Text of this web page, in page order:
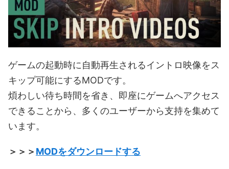
ゲームの起動時に自動再生されるイントロ映像をス
キップ可能にするMODです。
煩わしい待ち時間を省き、即座にゲームへアクセス
できることから、多くのユーザーから支持を集めて
います。
＞＞＞MODをダウンロードする